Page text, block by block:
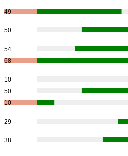
49
50
54
68
10
50
10
29
38